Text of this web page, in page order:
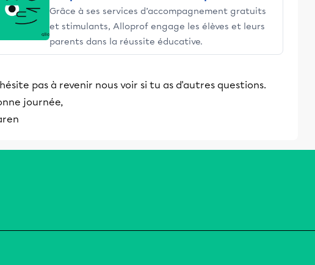
Grâce à ses services d’accompagnement gratuits
et stimulants, Alloprof engage les élèves et leurs
parents dans la réussite éducative.
pas à revenir nous voir si tu as d'autres questions.
journée,